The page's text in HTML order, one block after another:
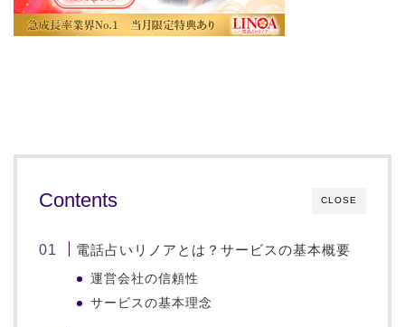
CLOSE
Contents
電話占いリノアとは？サービスの基本概要
運営会社の信頼性
サービスの基本理念